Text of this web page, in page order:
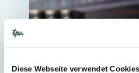
Diese Webseite verwendet Cookies